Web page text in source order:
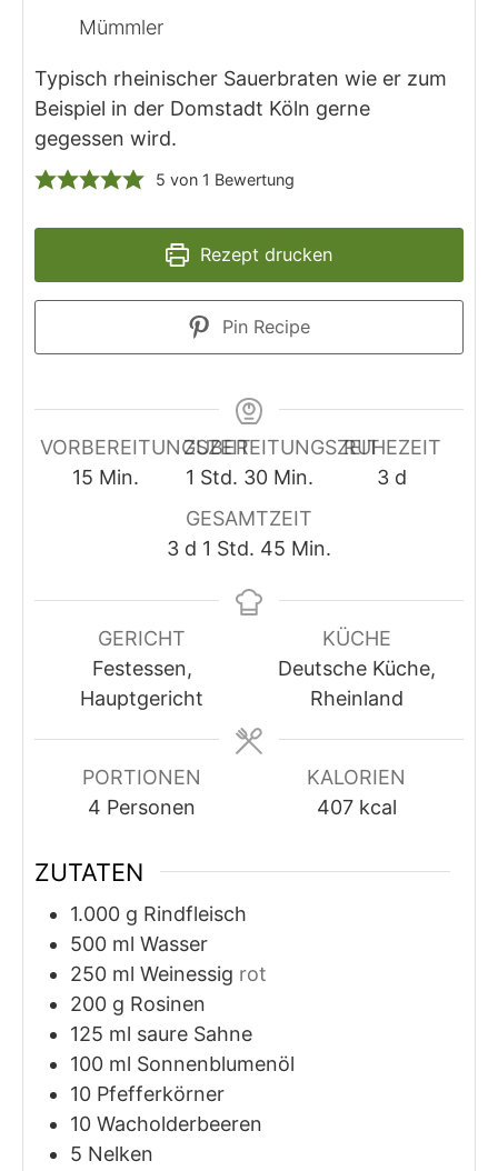
Mümmler
Typisch rheinischer Sauerbraten wie er zum
Beispiel in der Domstadt Köln gerne
gegessen wird.
5 von 1 Bewertung
Rezept drucken
Pin Recipe
VORBEREITUNGSZEIT
15 Minuten
Min.
ZUBEREITUNGSZEIT
1 Stunde
Std. 30Minuten
Min.
RUHEZEIT
3Tage
d
GESAMTZEIT
3Tage
d 1 Stunde
Std. 45 Minuten
Min.
GERICHT
Festessen,
Hauptgericht
KÜCHE
Deutsche Küche,
Rheinland
PORTIONEN
4 Personen
KALORIEN
407 kcal
ZUTATEN
1.000 g Rindfleisch
500 ml Wasser
250 ml Weinessig rot
200 g Rosinen
125 ml saure Sahne
100 ml Sonnenblumenöl
10 Pfefferkörner
10 Wacholderbeeren
5 Nelken